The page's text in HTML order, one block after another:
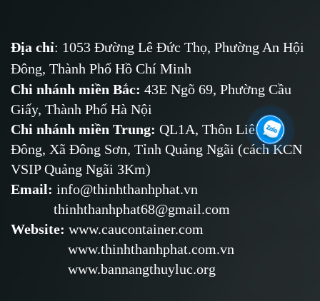
Địa chỉ: 1053 Đường Lê Đức Thọ, Phường An Hội
Đông, Thành Phố Hồ Chí Minh
Chi nhánh miền Bắc: 43E Ngõ 69, Phường Cầu
Giấy, Thành Phố Hà Nội
Chi nhánh miền Trung: QL1A, Thôn Liên Trì
Đông, Xã Đông Sơn, Tỉnh Quảng Ngãi (cách KCN
VSIP Quảng Ngãi 3Km)
Email: info@thinhthanhphat.vn
thinhthanhphat68@gmail.com
Website: www.caucontainer.com
www.thinhthanhphat.com.vn
www.bannangthuyluc.org